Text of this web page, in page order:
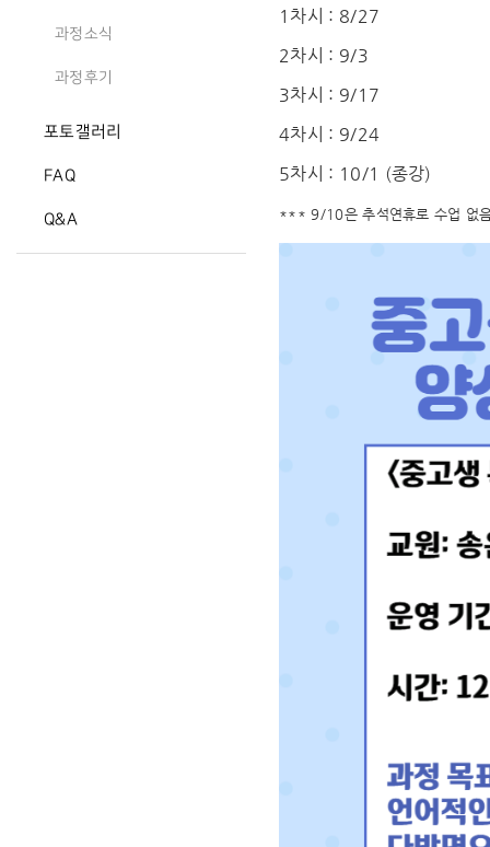
과정소식
과정후기
포토갤러리
FAQ
Q&A
1차시 : 8/27
2차시 : 9/3
3차시 : 9/17
4차시 : 9/24
5차시 : 10/1 (종강)
*** 9/10은 추석연휴로 수업 없